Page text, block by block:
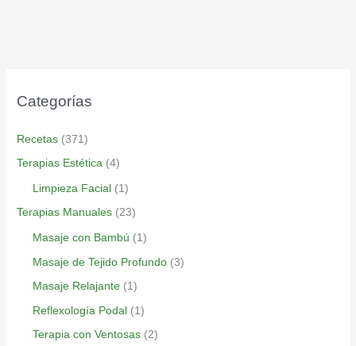
Categorías
Recetas (371)
Terapias Estética (4)
Limpieza Facial (1)
Terapias Manuales (23)
Masaje con Bambú (1)
Masaje de Tejido Profundo (3)
Masaje Relajante (1)
Reflexología Podal (1)
Terapia con Ventosas (2)